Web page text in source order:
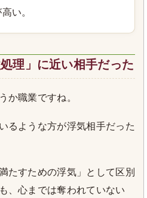
い。
理」に近い相手だった
か職業ですね。
るような方が浮気相手だった
たすための浮気」として区別
、心までは奪われていない